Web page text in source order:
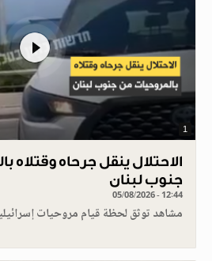
1
الاحتلال ينقل جرحاه وقتلاه
جنوب لبنان
05/08/2026 - 12:44
مشاهد توثق لحظة قيام مروحيات